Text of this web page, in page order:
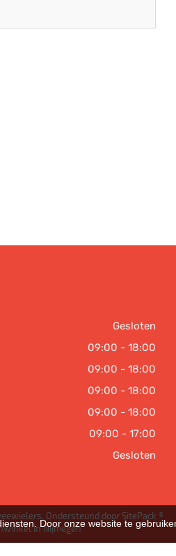
Gesloten
09:00 - 18:00
09:00 - 18:00
09:00 - 18:00
09:00 - 18:00
09:00 - 17:00
Gesloten
Ondersteund door SitePack ®
in Nijmegen
Door onze website te